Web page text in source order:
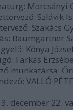
Morcsányi
Szlávik
Szakács
Baumgartner
Kónya
Farkas
munkatársa:
VALLÓ
december 22.